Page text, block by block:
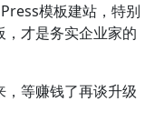
模板建站，特别
才是务实企业家的
等赚钱了再谈升级